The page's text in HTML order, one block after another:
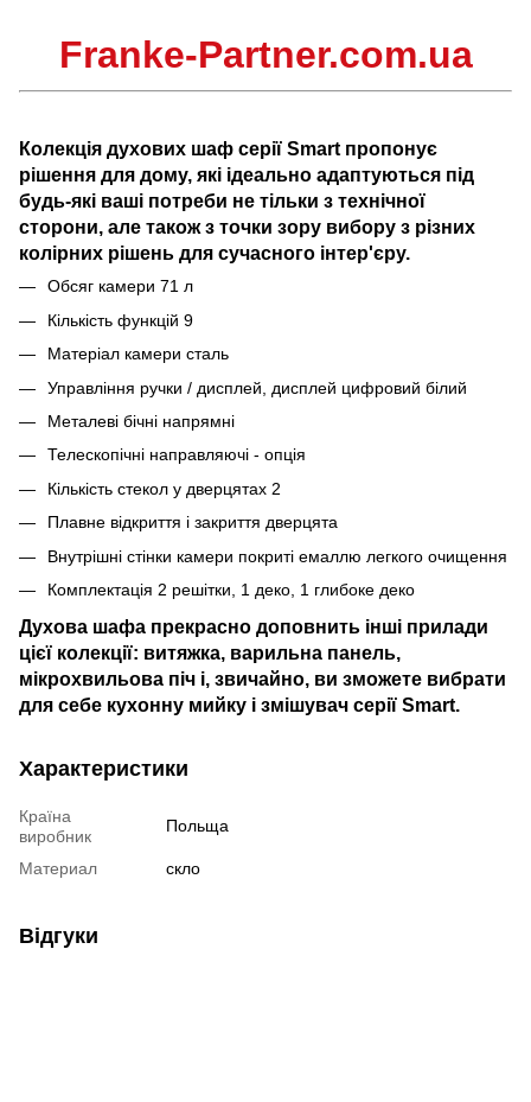
Franke-Partner.com.ua
Колекція духових шаф серії Smart пропонує
рішення для дому, які ідеально адаптуються під
будь-які ваші потреби не тільки з технічної
сторони, але також з точки зору вибору з різних
колірних рішень для сучасного інтер'єру.
Обсяг камери 71 л
Кількість функцій 9
Матеріал камери сталь
Управління ручки / дисплей, дисплей цифровий білий
Металеві бічні напрямні
Телескопічні направляючі - опція
Кількість стекол у дверцятах 2
Плавне відкриття і закриття дверцята
Внутрішні стінки камери покриті емаллю легкого очищення
Комплектація 2 решітки, 1 деко, 1 глибоке деко
Духова шафа прекрасно доповнить інші прилади
цієї колекції: витяжка, варильна панель,
мікрохвильова піч і, звичайно, ви зможете вибрати
для себе кухонну мийку і змішувач серії Smart.
Характеристики
Країна
виробник
Польща
Материал скло
Відгуки